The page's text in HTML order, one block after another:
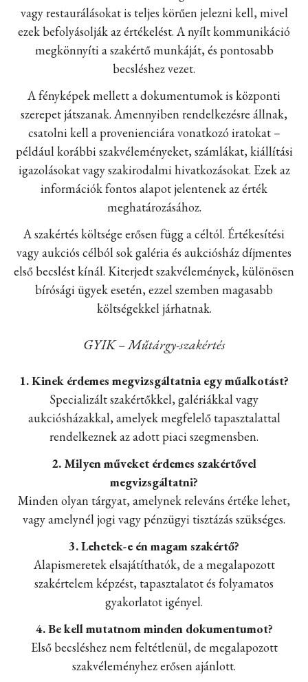
vagy restaurálásokat is teljes körűen jelezni kell, mivel
ezek befolyásolják az értékelést. A nyílt kommunikáció
megkönnyíti a szakértő munkáját, és pontosabb
becsléshez vezet.
A fényképek mellett a dokumentumok is központi
szerepet játszanak. Amennyiben rendelkezésre állnak,
csatolni kell a provenienciára vonatkozó iratokat –
például korábbi szakvéleményeket, számlákat, kiállítási
igazolásokat vagy szakirodalmi hivatkozásokat. Ezek az
információk fontos alapot jelentenek az érték
meghatározásához.
A szakértés költsége erősen függ a céltól. Értékesítési
vagy aukciós célból sok galéria és aukciósház díjmentes
első becslést kínál. Kiterjedt szakvélemények, különösen
bírósági ügyek esetén, ezzel szemben magasabb
költségekkel járhatnak.
GYIK – Műtárgy-szakértés
1. Kinek érdemes megvizsgáltatnia egy műalkotást?
Specializált szakértőkkel, galériákkal vagy
aukciósházakkal, amelyek megfelelő tapasztalattal
rendelkeznek az adott piaci szegmensben.
2. Milyen műveket érdemes szakértővel
megvizsgáltatni?
Minden olyan tárgyat, amelynek releváns értéke lehet,
vagy amelynél jogi vagy pénzügyi tisztázás szükséges.
3. Lehetek-e én magam szakértő?
Alapismeretek elsajátíthatók, de a megalapozott
szakértelem képzést, tapasztalatot és folyamatos
gyakorlatot igényel.
4. Be kell mutatnom minden dokumentumot?
Első becsléshez nem feltétlenül, de megalapozott
szakvéleményhez erősen ajánlott.